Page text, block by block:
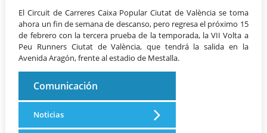
El Circuit de Carreres Caixa Popular Ciutat de València se toma
ahora un fin de semana de descanso, pero regresa el próximo 15
de febrero con la tercera prueba de la temporada, la VII Volta a
Peu Runners Ciutat de València, que tendrá la salida en la
Avenida Aragón, frente al estadio de Mestalla.
Comunicación
Noticias